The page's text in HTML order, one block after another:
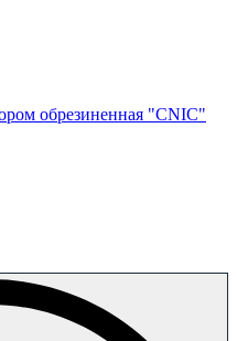
обрезиненная "CNIC"